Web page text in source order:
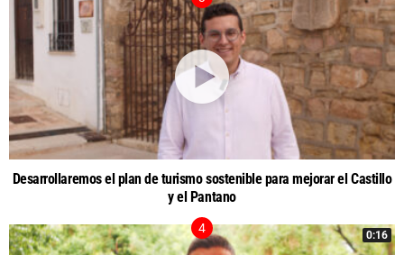
Desarrollaremos el plan de turismo sostenible para mejorar el Castillo
y el Pantano
0:16